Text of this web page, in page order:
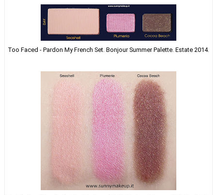
Too Faced - Pardon My French Set. Bonjour Summer Palette. Estate 2014.